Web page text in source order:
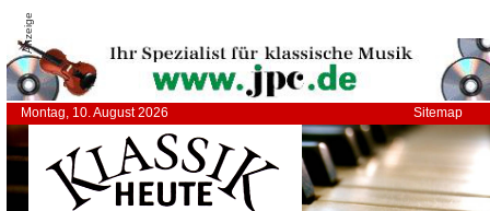
Anzeige
Montag, 10. August 2026 Sitemap